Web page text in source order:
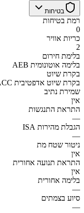
בטיחות
רמת בטיחות
0
כריות אוויר
2
בלימת חירום
AEB בלימה אוטונומית
בקרת שיוט
ACC בקרת שיוט אדפטיבית
שמירת נתיב
אין
התראת התנגשות
—
הגבלת מהירות ISA
—
ניטור שטח מת
אין
התראת תנועה אחורית
אין
בלימה אחורית
—
סיוע בצמתים
—